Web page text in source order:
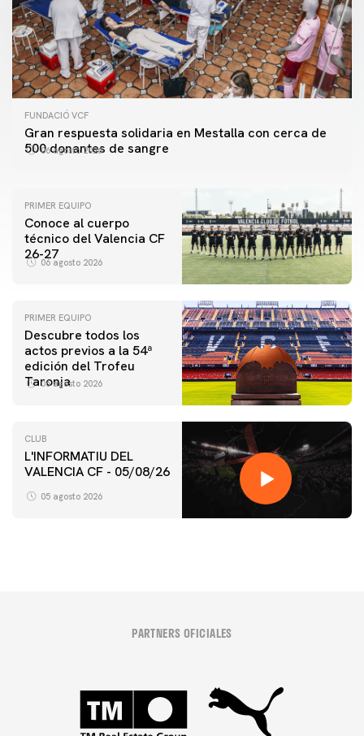
FUNDACIÓ VCF
Gran respuesta solidaria en Mestalla con cerca de
500 donantes de sangre
06 agosto 2026
PRIMER EQUIPO
Conoce al cuerpo
técnico del Valencia CF
26-27
06 agosto 2026
PRIMER EQUIPO
Descubre todos los
actos previos a la 54ª
edición del Trofeu
Taronja
06 agosto 2026
CLUB
L'INFORMATIU DEL
VALENCIA CF - 05/08/26
05 agosto 2026
PARTNERS OFICIALES